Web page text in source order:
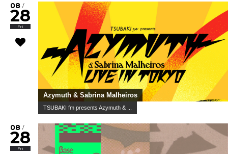
08 /
28
Fri
Azymuth & Sabrina Malheiros
TSUBAKI fm presents Azymuth & ...
08 /
28
Fri